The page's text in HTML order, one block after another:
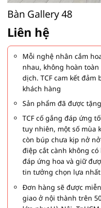
Bàn Gallery 48
Liên hệ
Mỗi nghệ nhân cắm
nhau, không hoàn
dịch. TCF cam kết đảm
khách hàng
Sản phẩm đã được
TCF cố gắng đáp ứng
tuy nhiên, một số mùa
còn búp chưa kịp nở
điệp cắt cành không có
đáp ứng hoa và giữ
tin tưởng chọn lựa
Đơn hàng sẽ được
giao ở nội thành trên